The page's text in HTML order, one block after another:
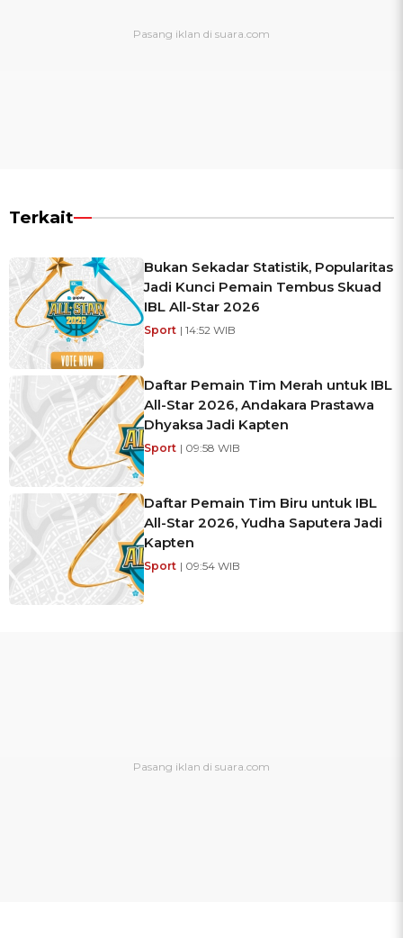
Terkait
Bukan Sekadar Statistik, Popularitas
Jadi Kunci Pemain Tembus Skuad
IBL All-Star 2026
Sport | 14:52 WIB
Daftar Pemain Tim Merah untuk IBL
All-Star 2026, Andakara Prastawa
Dhyaksa Jadi Kapten
Sport | 09:58 WIB
Daftar Pemain Tim Biru untuk IBL
All-Star 2026, Yudha Saputera Jadi
Kapten
Sport | 09:54 WIB